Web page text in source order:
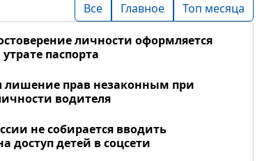
Все Главное Топ месяца
личности оформляется
паспорта
лишение прав незаконным при
водителя
не собирается вводить
доступ детей в соцсети